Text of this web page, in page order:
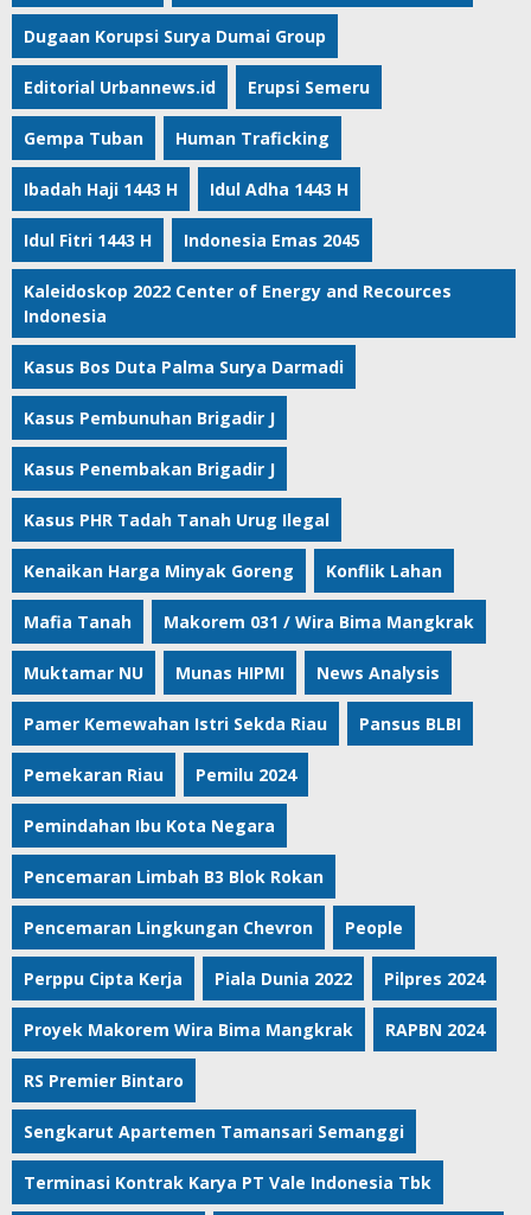
Dugaan Korupsi Surya Dumai Group
Editorial Urbannews.id Erupsi Semeru
Gempa Tuban Human Traficking
Ibadah Haji 1443 H Idul Adha 1443 H
Idul Fitri 1443 H Indonesia Emas 2045
Kaleidoskop 2022 Center of Energy and Recources
Indonesia
Kasus Bos Duta Palma Surya Darmadi
Kasus Pembunuhan Brigadir J
Kasus Penembakan Brigadir J
Kasus PHR Tadah Tanah Urug Ilegal
Kenaikan Harga Minyak Goreng Konflik Lahan
Mafia Tanah Makorem 031 / Wira Bima Mangkrak
Muktamar NU Munas HIPMI News Analysis
Pamer Kemewahan Istri Sekda Riau Pansus BLBI
Pemekaran Riau Pemilu 2024
Pemindahan Ibu Kota Negara
Pencemaran Limbah B3 Blok Rokan
Pencemaran Lingkungan Chevron People
Perppu Cipta Kerja Piala Dunia 2022 Pilpres 2024
Proyek Makorem Wira Bima Mangkrak RAPBN 2024
RS Premier Bintaro
Sengkarut Apartemen Tamansari Semanggi
Terminasi Kontrak Karya PT Vale Indonesia Tbk